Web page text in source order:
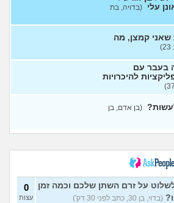
המצב
בול
4
לעשות? 13
עצות
בן 31)
לקשר
בת 21)
12
עצות
עלי (בדויה, בת
קמצן, מה
בעבר עם
להיכרויות
(בן אדם, בן
על זרם השתן שלכם וכמה זמן
(בדוי, בן 30, כתב לפני 30 דק')
0
עצות